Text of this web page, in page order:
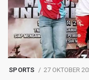
SPORTS 27 OKTOBER